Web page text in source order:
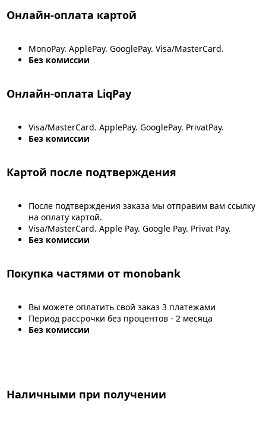
Онлайн-оплата картой
MonoPay. ApplePay. GooglePay. Visa/MasterCard.
Без комиссии
Онлайн-оплата LiqPay
Visa/MasterCard. ApplePay. GooglePay. PrivatPay.
Без комиссии
Картой после подтверждения
После подтверждения заказа мы отправим вам ссылку
на оплату картой.
Visa/MasterCard. Apple Pay. Google Pay. Privat Pay.
Без комиссии
Покупка частями от monobank
Вы можете оплатить свой заказ 3 платежами
Период рассрочки без процентов - 2 месяца
Без комиссии
Наличными при получении